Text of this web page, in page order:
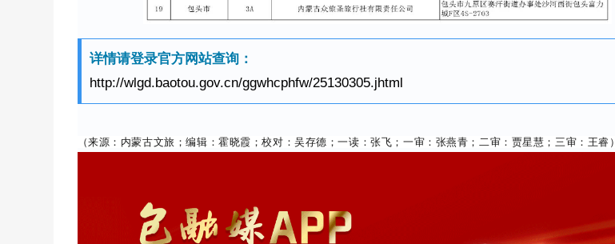
详情请登录官方网站查询：
http://wlgd.baotou.gov.cn/ggwhcphfw/25130305.jhtml
（来源：内蒙古文旅；编辑：霍晓霞；校对：吴存德；一读：张飞；一审：张燕青；二审：贾星慧；三审：王睿）